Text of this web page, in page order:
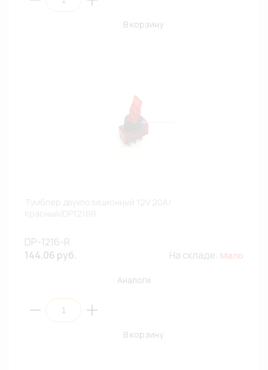
В корзину
DP-1216-R
144.06 руб.
На складе: Мало
Аналоги
В корзину